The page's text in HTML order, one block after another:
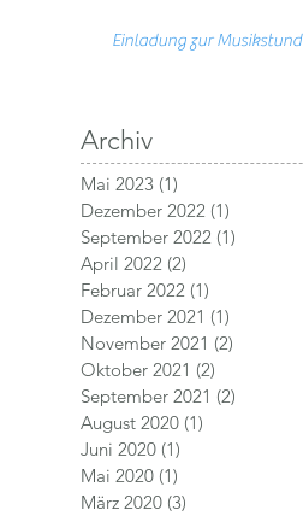
Einladung zur
Archiv
Mai 2023 (1)
Dezember 2022 (1)
September 2022 (1)
April 2022 (2)
Februar 2022 (1)
Dezember 2021 (1)
November 2021 (2)
Oktober 2021 (2)
September 2021 (2)
August 2020 (1)
Juni 2020 (1)
Mai 2020 (1)
März 2020 (3)